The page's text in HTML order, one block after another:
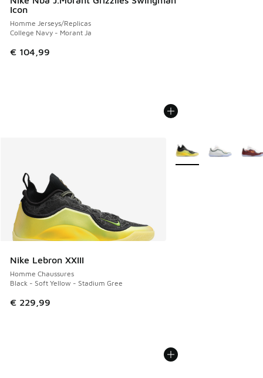
Icon
Homme Jerseys/Replicas
College Navy - Morant Ja
€ 104,99
Nike Lebron XXIII
Homme Chaussures
Black - Soft Yellow - Stadium Gree
€ 229,99
Plus de couleurs